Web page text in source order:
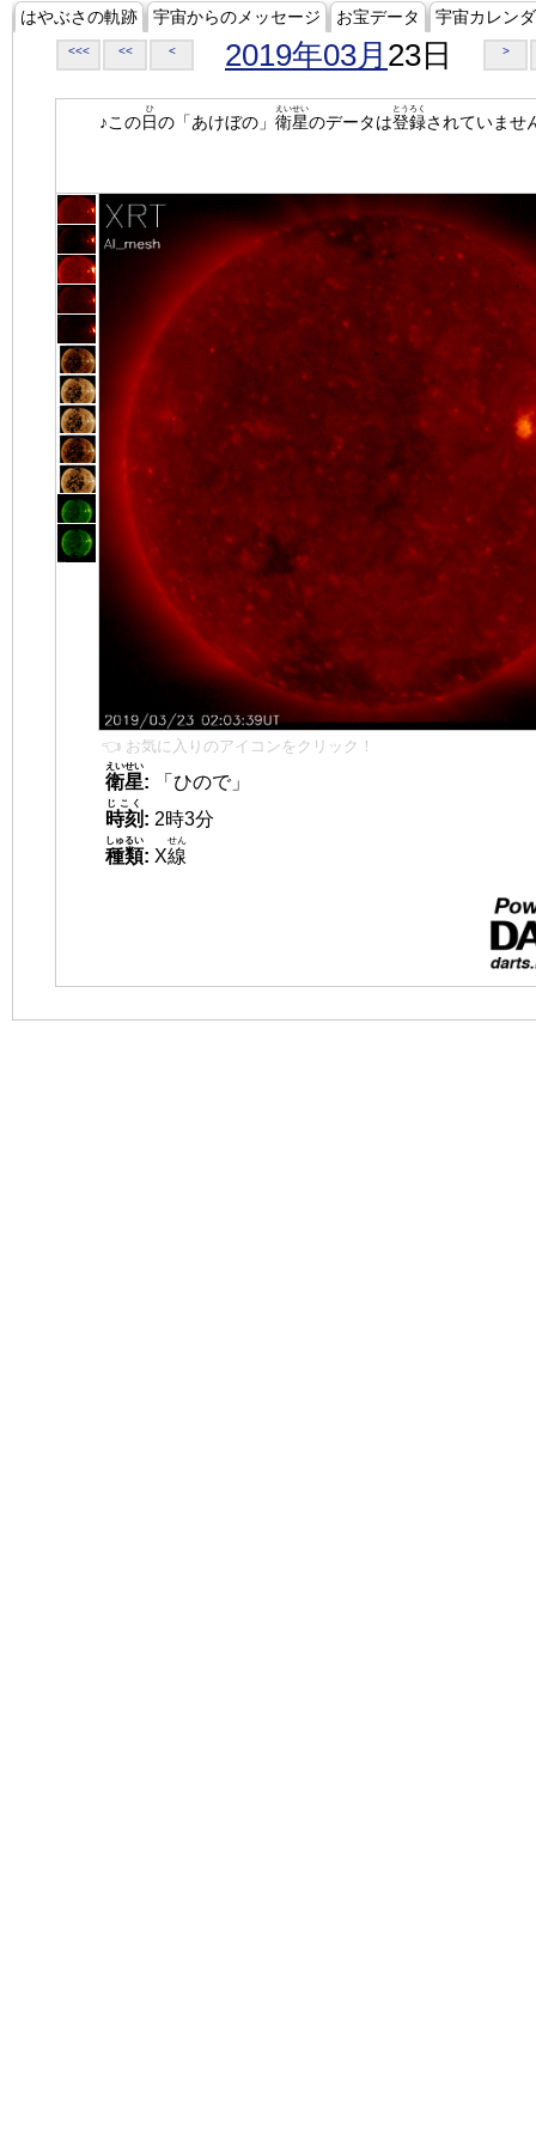
はやぶさの軌跡 宇宙からのメッセージ お宝データ 宇宙カレン
<<< << < 2019年03月 23日 >
♪この日
ひ
の「あけぼの」 衛星
えいせい
のデータは登録
とうろく
されていませ
👈 お気に入りのアイコンをクリック！
衛星
えいせい
:
「ひので」
時刻
じこく
: 2時3分
種類
しゅるい
: X線
せん